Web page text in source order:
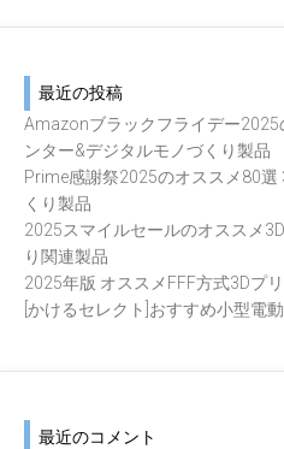
最近の投稿
Amazonブラックフライデー2025
ンター&デジタルモノづくり製品
Prime感謝祭2025のオススメ80
くり製品
2025スマイルセールのオススメ
り関連製品
2025年版 オススメFFF方式3Dプ
[かけるセレクト]おすすめ小型電
最近のコメント